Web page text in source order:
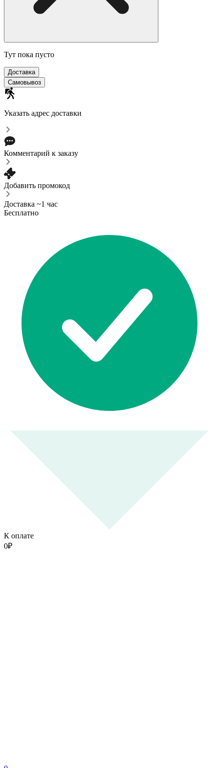
Тут пока пусто
Доставка
Самовывоз
Указать адрес доставки
Комментарий к заказу
Добавить промокод
Доставка ~1 час
Бесплатно
К оплате
0₽